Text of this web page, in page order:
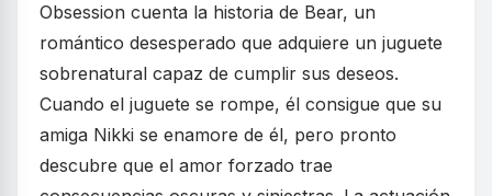
Obsession cuenta la historia de Bear, un
romántico desesperado que adquiere un juguete
sobrenatural capaz de cumplir sus deseos.
Cuando el juguete se rompe, él consigue que su
amiga Nikki se enamore de él, pero pronto
descubre que el amor forzado trae